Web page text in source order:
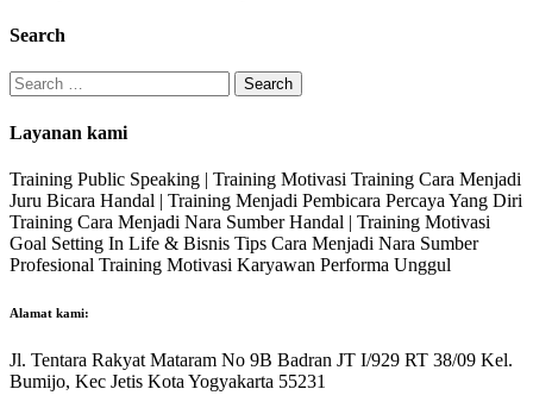
Search
Search
for:
Layanan kami
Training Public Speaking | Training Motivasi Training Cara Menjadi
Juru Bicara Handal | Training Menjadi Pembicara Percaya Yang Diri
Training Cara Menjadi Nara Sumber Handal | Training Motivasi
Goal Setting In Life & Bisnis Tips Cara Menjadi Nara Sumber
Profesional Training Motivasi Karyawan Performa Unggul
Alamat kami:
Jl. Tentara Rakyat Mataram No 9B Badran JT I/929 RT 38/09 Kel.
Bumijo, Kec Jetis Kota Yogyakarta 55231